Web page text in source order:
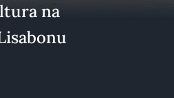
na